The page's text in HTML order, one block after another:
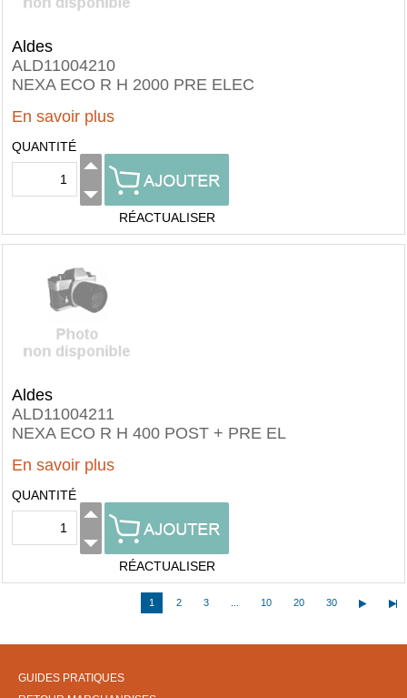
Aldes
ALD11004210
NEXA ECO R H 2000 PRE ELEC
En savoir plus
QUANTITÉ
RÉACTUALISER
Aldes
ALD11004211
NEXA ECO R H 400 POST + PRE EL
En savoir plus
QUANTITÉ
RÉACTUALISER
1 2 3 10 20 30
GUIDES PRATIQUES